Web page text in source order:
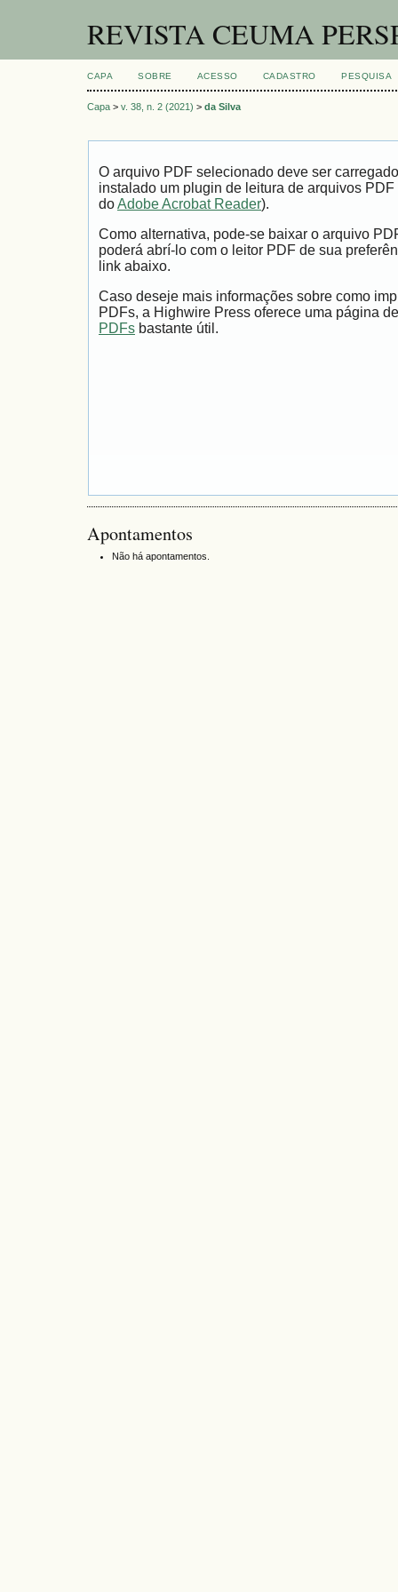
REVISTA CEUMA
CAPA SOBRE ACESSO CADASTRO PESQUISA
Capa > v. 38, n. 2 (2021) > da Silva
O arquivo PDF selecionado deve ser
instalado um plugin de leitura de arquivos
doAdobe Acrobat Reader).
Como alternativa, pode-se baixar o arquivo
poderá abrí-lo com o leitor PDF de sua
link abaixo.
Caso deseje mais informações sobre como
PDFs, a Highwire Press oferece uma página
PDFs bastante útil.
Apontamentos
Não há apontamentos.